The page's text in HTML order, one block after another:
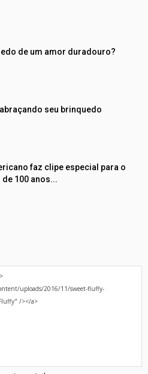
de um amor duradouro?
seu brinquedo
faz clipe especial para o
100 anos...